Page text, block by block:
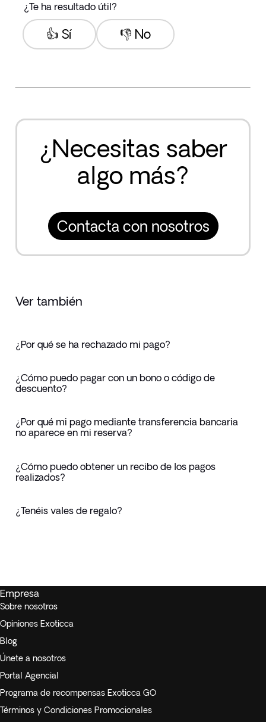
¿Te ha resultado útil?
👎 No
👍 Sí
¿Necesitas saber
algo más?
Contacta con nosotros
Ver también
¿Por qué se ha rechazado mi pago?
¿Cómo puedo pagar con un bono o código de
descuento?
¿Por qué mi pago mediante transferencia bancaria
no aparece en mi reserva?
¿Cómo puedo obtener un recibo de los pagos
realizados?
¿Tenéis vales de regalo?